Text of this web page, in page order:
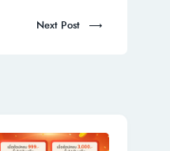
Next
Next Post